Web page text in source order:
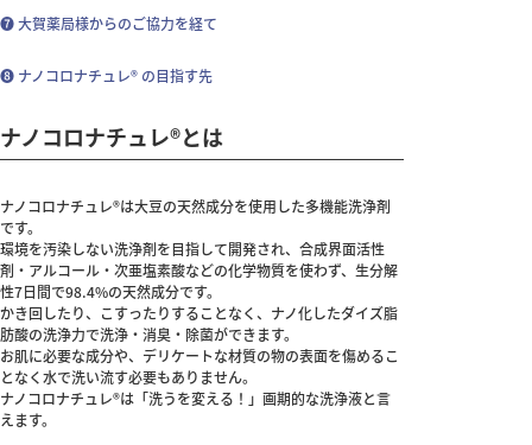
❼ 大賀薬局様からのご協力を経て
❽ ナノコロナチュレ® の目指す先
ナノコロナチュレ®とは
ナノコロナチュレ®は大豆の天然成分を使用した多機能洗浄剤
です。
環境を汚染しない洗浄剤を目指して開発され、合成界面活性
剤・アルコール・次亜塩素酸などの化学物質を使わず、生分解
性7日間で98.4%の天然成分です。
かき回したり、こすったりすることなく、ナノ化したダイズ脂
肪酸の洗浄力で洗浄・消臭・除菌ができます。
お肌に必要な成分や、デリケートな材質の物の表面を傷めるこ
となく水で洗い流す必要もありません。
ナノコロナチュレ®は「洗うを変える！」画期的な洗浄液と言
えます。